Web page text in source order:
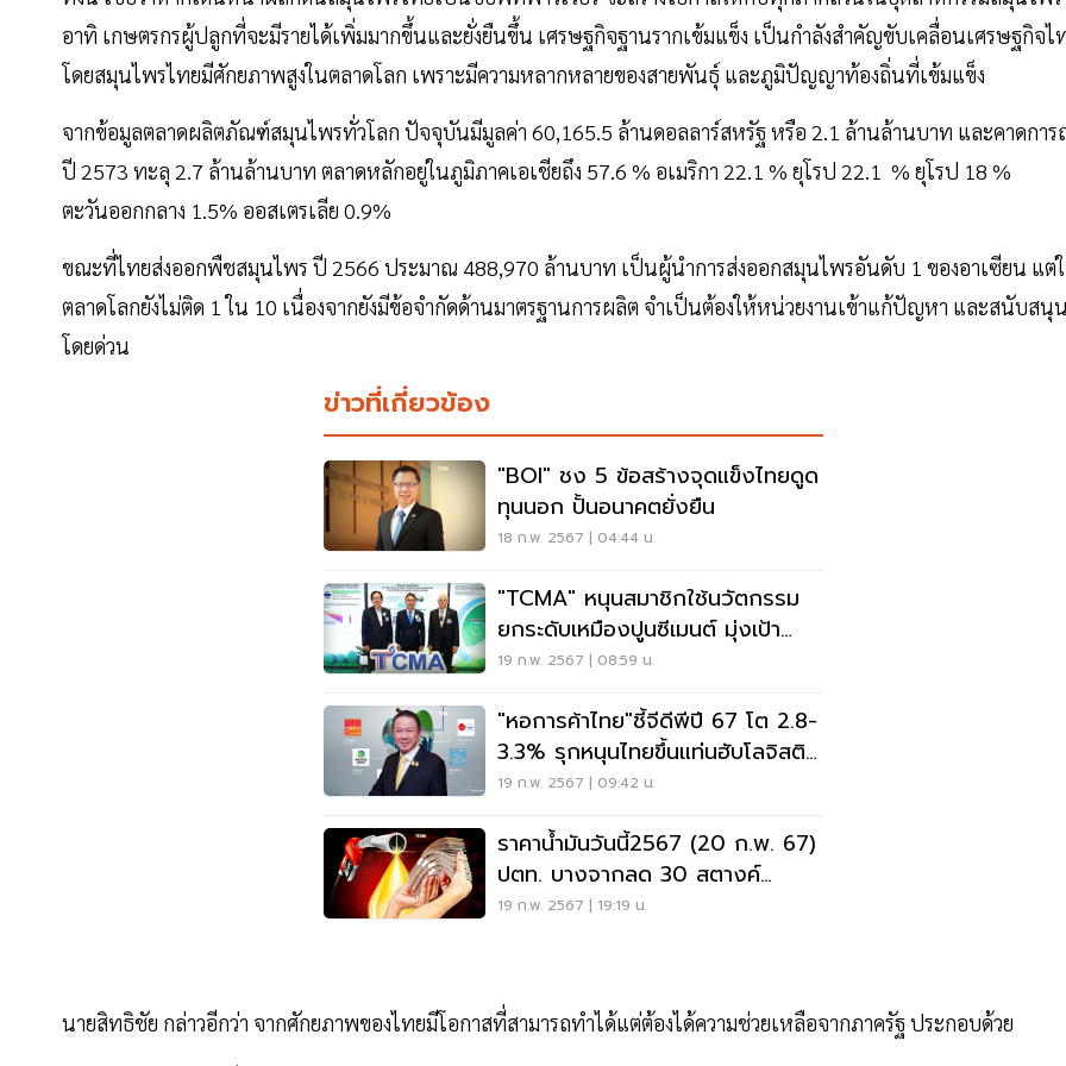
อาทิ เกษตรกรผู้ปลูกที่จะมีรายได้เพิ่มมากขึ้นและยั่งยืนขึ้น เศรษฐกิจฐานรากเข้มแข็ง เป็นกำลังสำคัญขับเคลื่อนเศรษฐกิจไ
โดยสมุนไพรไทยมีศักยภาพสูงในตลาดโลก เพราะมีความหลากหลายของสายพันธุ์ และภูมิปัญญาท้องถิ่นที่เข้มแข็ง
จากข้อมูลตลาดผลิตภัณฑ์สมุนไพรทั่วโลก ปัจจุบันมีมูลค่า 60,165.5 ล้านดอลลาร์สหรัฐ หรือ 2.1 ล้านล้านบาท และคาดกา
ปี 2573 ทะลุ 2.7 ล้านล้านบาท ตลาดหลักอยู่ในภูมิภาคเอเชียถึง 57.6 % อเมริกา 22.1 % ยุโรป 22.1 % ยุโรป 18 %
ตะวันออกกลาง 1.5% ออสเตรเลีย 0.9%
ขณะที่ไทยส่งออกพืชสมุนไพร ปี 2566 ประมาณ 488,970 ล้านบาท เป็นผู้นำการส่งออกสมุนไพรอันดับ 1 ของอาเซียน แต่
ตลาดโลกยังไม่ติด 1 ใน 10 เนื่องจากยังมีข้อจำกัดด้านมาตรฐานการผลิต จำเป็นต้องให้หน่วยงานเข้าแก้ปัญหา และสนับสนุน
โดยด่วน
ข่าวที่เกี่ยวข้อง
"BOI" ชง 5 ข้อสร้างจุดแข็งไทยดูด
ทุนนอก ปั้นอนาคตยั่งยืน
18 ก.พ. 2567 | 04:44 น.
"TCMA" หนุนสมาชิกใช้นวัตกรรม
ยกระดับเหมืองปูนซีเมนต์ มุ่งเป้า
"Net Zero"
19 ก.พ. 2567 | 08:59 น.
"หอการค้าไทย"ชี้จีดีพีปี 67 โต 2.8-
3.3% รุกหนุนไทยขึ้นแท่นฮับโลจิสติ
กส์
19 ก.พ. 2567 | 09:42 น.
ราคาน้ำมันวันนี้2567 (20 ก.พ. 67)
ปตท. บางจากลด 30 สตางค์
อัปเดตราคาล่าสุด
19 ก.พ. 2567 | 19:19 น.
นายสิทธิชัย กล่าวอีกว่า จากศักยภาพของไทยมีโอกาสที่สามารถทำได้แต่ต้องได้ความช่วยเหลือจากภาครัฐ ประกอบด้วย